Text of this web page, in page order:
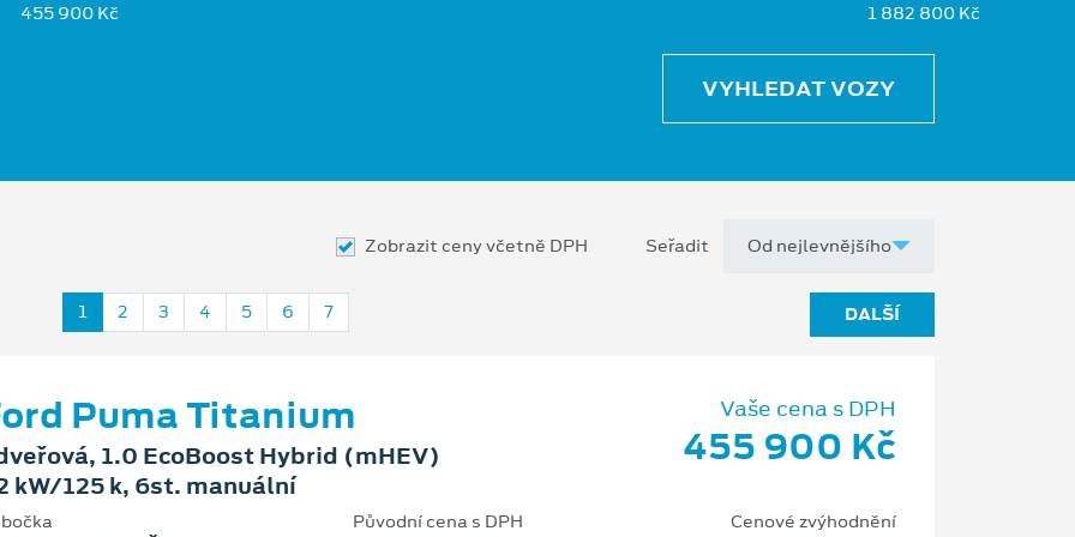
455 900 Kč 1 882 800 Kč
VYHLEDAT VOZY
Zobrazit ceny včetně DPH Seřadit
1 2 3 4 5 6 7 DALŠÍ
Puma Titanium
1.0 EcoBoost Hybrid (mHEV)
kW/125 k, 6st. manuální
Vaše cena s DPH
455 900 Kč
Původní cena s DPH Cenové zvýhodnění